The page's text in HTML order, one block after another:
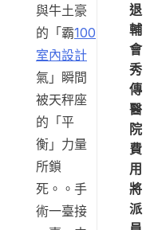
與牛土豪
的「霸100
室內設計
氣」瞬間
被天秤座
的「平
衡」力量
所鎖
死。。手
術一臺接
退
輔
會
秀
傳
醫
院
費
用
將
派